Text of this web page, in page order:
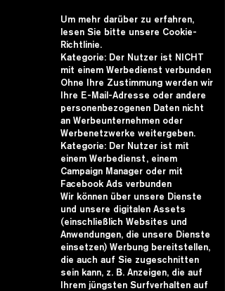
Um mehr darüber zu erfahren,
lesen Sie bitte unsere Cookie-
Richtlinie.
Kategorie: Der Nutzer ist NICHT
mit einem Werbedienst verbunden
Ohne Ihre Zustimmung werden wir
Ihre E-Mail-Adresse oder andere
personenbezogenen Daten nicht
an Werbeunternehmen oder
Werbenetzwerke weitergeben.
Kategorie: Der Nutzer ist mit
einem Werbedienst, einem
Campaign Manager oder mit
Facebook Ads verbunden
Wir können über unsere Dienste
und unsere digitalen Assets
(einschließlich Websites und
Anwendungen, die unsere Dienste
einsetzen) Werbung bereitstellen,
die auch auf Sie zugeschnitten
sein kann, z. B. Anzeigen, die auf
Ihrem jüngsten Surfverhalten auf